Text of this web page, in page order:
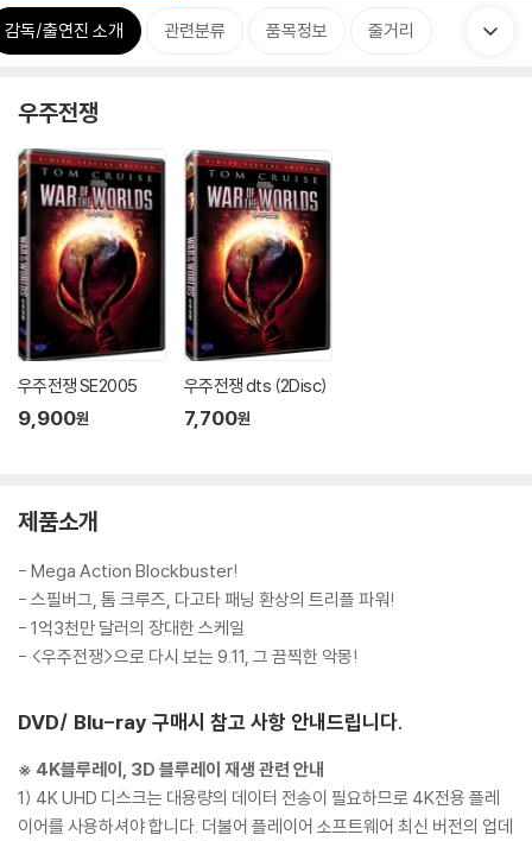
감독/출연진 소개 관련분류 품목정보 줄거리
우주전쟁
우주전쟁 SE2005
9,900원
우주전쟁 dts (2Disc)
7,700원
제품소개
- Mega Action Blockbuster!
- 스필버그, 톰 크루즈, 다고타 패닝 환상의 트리플 파워!
- 1억3천만 달러의 장대한 스케일
- <우주전쟁>으로 다시 보는 9.11, 그 끔찍한 악몽!
DVD/ Blu-ray 구매시 참고 사항 안내드립니다.
※ 4K블루레이, 3D 블루레이 재생 관련 안내
1) 4K UHD 디스크는 대용량의 데이터 전송이 필요하므로 4K전용 플레
이어를 사용하셔야 합니다. 더불어 플레이어 소프트웨어 최신 버전의 업데